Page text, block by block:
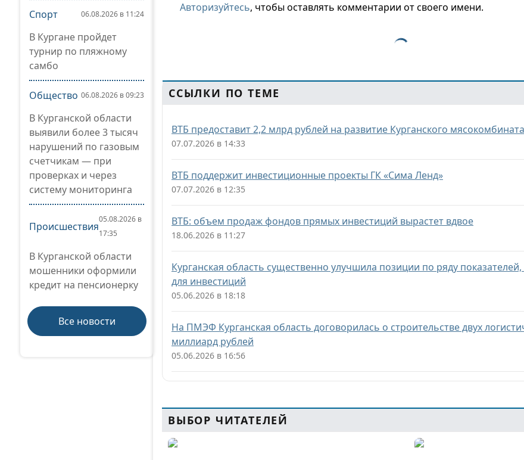
Спорт 06.08.2026 в 11:24
В Кургане пройдет
турнир по пляжному
самбо
Общество 06.08.2026 в 09:23
В Курганской области
выявили более 3 тысяч
нарушений по газовым
счетчикам — при
проверках и через
систему мониторинга
Происшествия
05.08.2026 в
17:35
В Курганской области
мошенники оформили
кредит на пенсионерку
Все новости
Авторизуйтесь, чтобы оставлять комментарии от своего имени.
ССЫЛКИ ПО ТЕМЕ
ВТБ предоставит 2,2 млрд рублей на развитие Курганского
07.07.2026 в 14:33
ВТБ поддержит инвестиционные проекты ГК «Сима Ленд»
07.07.2026 в 12:35
ВТБ: объем продаж фондов прямых инвестиций вырастет вдвое
18.06.2026 в 11:27
Курганская область существенно улучшила позиции по ряду
для инвестиций
05.06.2026 в 18:18
На ПМЭФ Курганская область договорилась о строительстве двух
миллиард рублей
05.06.2026 в 16:56
ВЫБОР ЧИТАТЕЛЕЙ